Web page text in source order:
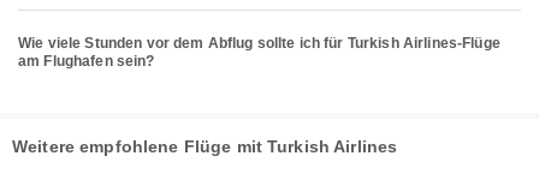
Wie viele Stunden vor dem Abflug sollte ich für Turkish Airlines-Flüge
am Flughafen sein?
Weitere empfohlene Flüge mit Turkish Airlines